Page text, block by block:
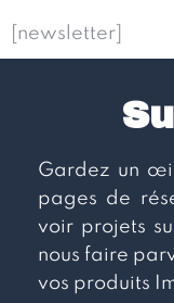
[newsletter]
Gardez un
pages de
voir projets
nous faire
vos produits